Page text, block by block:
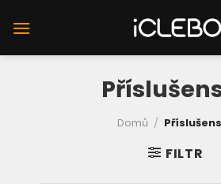
na
Domů /
FILTR